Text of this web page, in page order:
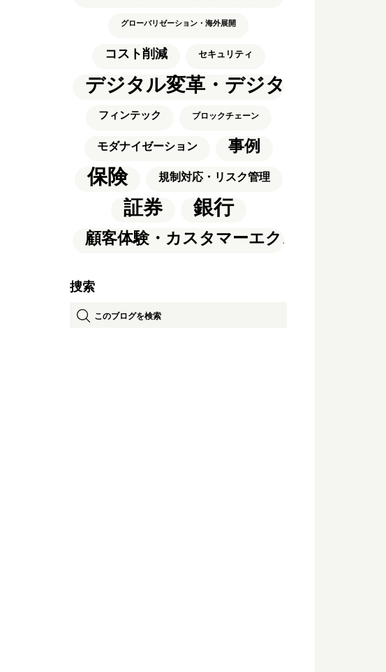
グローバリゼーション・海外展開
コスト削減 セキュリティ
デジタル変革・デジタルトラン
フィンテック ブロックチェーン
モダナイゼーション 事例
保険 規制対応・リスク管理
証券 銀行
顧客体験・カスタマーエクスペリエンス
捜索